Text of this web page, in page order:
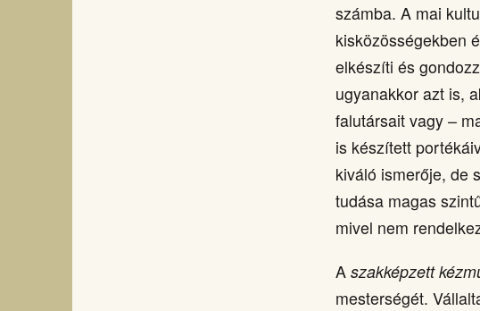
számba. A mai
kisközösségekben
elkészíti és
ugyanakkor azt is,
falutársait vagy –
is készített
kiváló ismerője, de
tudása magas
mivel nem
Aszakképzett
mesterségét.